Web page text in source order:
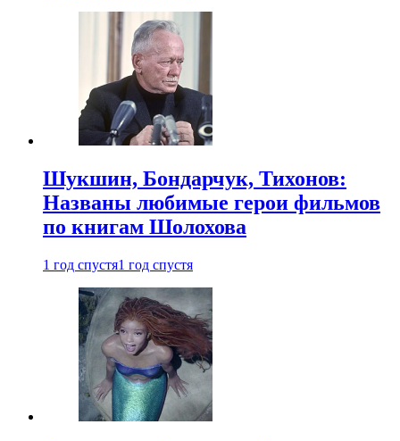
Шукшин, Бондарчук, Тихонов:
Названы любимые герои фильмов
по книгам Шолохова
1 год спустя1 год спустя